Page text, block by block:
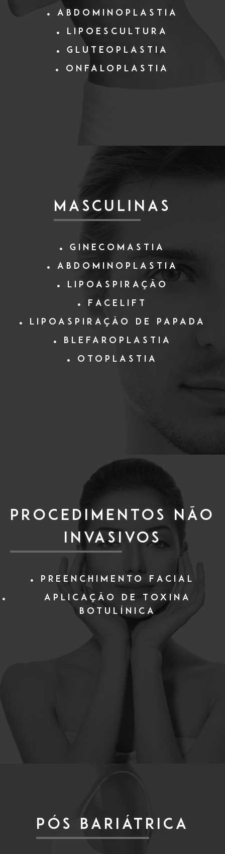
Abdominoplastia
Lipoescultura
Gluteoplastia
Onfaloplastia
MASCULINAS
Ginecomastia
Abdominoplastia
Lipoaspiração
Facelift
Lipoaspiração de papada
Blefaroplastia
Otoplastia
PROCEDIMENTOS NÃO
INVASIVOS
Preenchimento Facial
Aplicação de Toxina
Botulínica
PÓS BARIÁTRICA